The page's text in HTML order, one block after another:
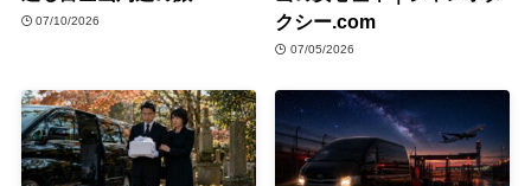
07/10/2026
クシー.com
07/05/2026